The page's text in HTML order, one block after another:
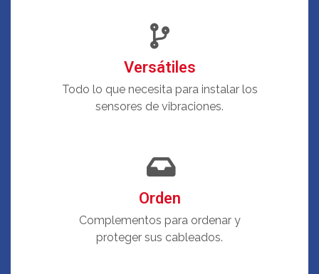
Versátiles
Todo lo que necesita para instalar los
sensores de vibraciones.
Orden
Complementos para ordenar y
proteger sus cableados.